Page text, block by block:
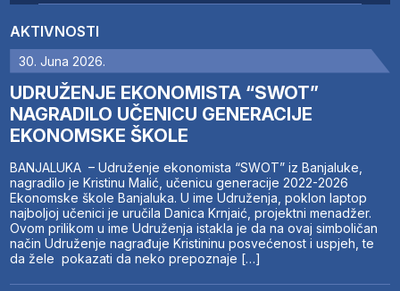
AKTIVNOSTI
30. Juna 2026.
UDRUŽENJE EKONOMISTA “SWOT”
NAGRADILO UČENICU GENERACIJE
EKONOMSKE ŠKOLE
BANJALUKA – Udruženje ekonomista “SWOT” iz Banjaluke,
nagradilo je Kristinu Malić, učenicu generacije 2022-2026
Ekonomske škole Banjaluka. U ime Udruženja, poklon laptop
najboljoj učenici je uručila Danica Krnjaić, projektni menadžer.
Ovom prilikom u ime Udruženja istakla je da na ovaj simboličan
način Udruženje nagrađuje Kristininu posvećenost i uspjeh, te
da žele pokazati da neko prepoznaje […]